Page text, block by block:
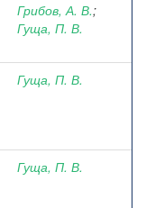
Грибов, А. В.;
Гуща, П. В.
Гуща, П. В.
Гуща, П. В.